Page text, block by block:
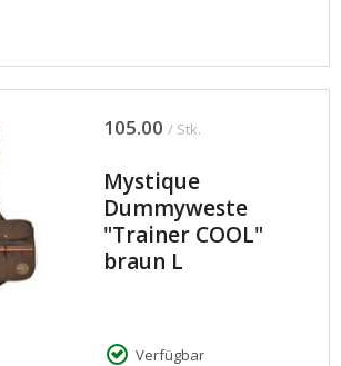
105.00 / Stk.
Mystique
Dummyweste
"Trainer COOL"
braun L
Verfügbar